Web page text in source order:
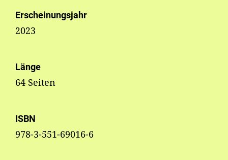
Erscheinungsjahr
2023
Länge
64 Seiten
ISBN
978-3-551-69016-6